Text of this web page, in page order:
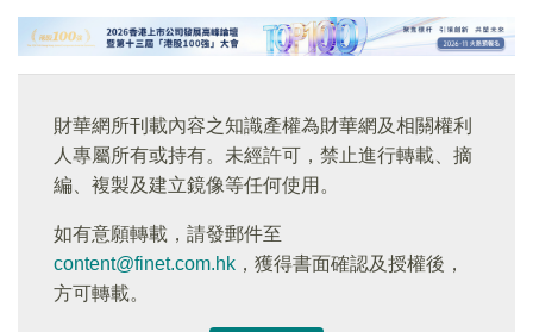
財華網所刊載內容之知識產權為財華網及相關權利
人專屬所有或持有。未經許可，禁止進行轉載、摘
編、複製及建立鏡像等任何使用。
如有意願轉載，請發郵件至
content@finet.com.hk ，獲得書面確認及授權後，
方可轉載。